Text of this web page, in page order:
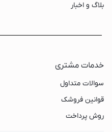
بلاگ و اخبار
خدمات مشتری
سوالات متداول
قوانین فروشک
روش پرداخت